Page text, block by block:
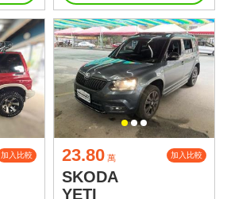
加入比較 23.80 萬 加入比較
SKODA
YETI